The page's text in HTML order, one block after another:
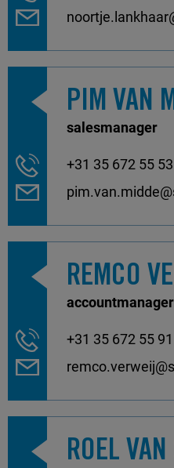
PIM VAN
salesmanager
+31 35 672 55 53
REMCO
accountmanager
+31 35 672 55 91
ROEL VAN